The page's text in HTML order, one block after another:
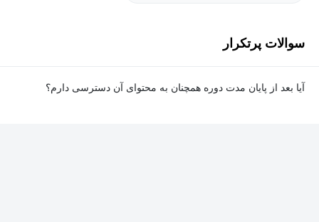
Professions Education
است. به علاوه، ایشان سوابق آموزشی، پژوهشی و اجرایی به عنوان
سوالات پرتکرار
آیا بعد از پایان مدت دوره همچنان به محتوای آن دسترسی دارم؟